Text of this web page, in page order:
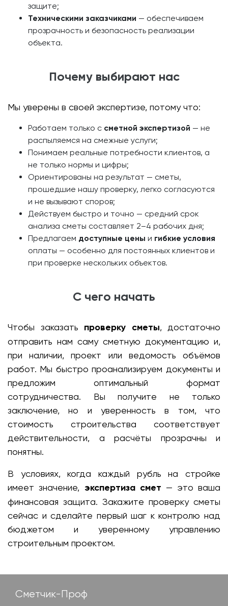
защите;
Техническими заказчиками — обеспечиваем
прозрачность и безопасность реализации
объекта.
Почему выбирают нас
Мы уверены в своей экспертизе, потому что:
Работаем только с сметной экспертизой — не
распыляемся на смежные услуги;
Понимаем реальные потребности клиентов, а
не только нормы и цифры;
Ориентированы на результат — сметы,
прошедшие нашу проверку, легко согласуются
и не вызывают споров;
Действуем быстро и точно — средний срок
анализа сметы составляет 2–4 рабочих дня;
Предлагаем доступные цены и гибкие условия
оплаты — особенно для постоянных клиентов и
при проверке нескольких объектов.
С чего начать
Чтобы заказать проверку сметы, достаточно
отправить нам саму сметную документацию и,
при наличии, проект или ведомость объёмов
работ. Мы быстро проанализируем документы и
предложим оптимальный формат
сотрудничества. Вы получите не только
заключение, но и уверенность в том, что
стоимость строительства соответствует
действительности, а расчёты прозрачны и
понятны.
В условиях, когда каждый рубль на стройке
имеет значение, экспертиза смет — это ваша
финансовая защита. Закажите проверку сметы
сейчас и сделайте первый шаг к контролю над
бюджетом и уверенному управлению
строительным проектом.
Сметчик-Проф